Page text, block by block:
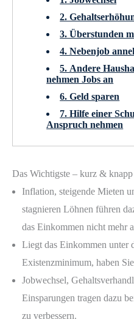
2.
3. Überstunden
4. Nebenjob
5. Andere
nehmen Jobs an
6. Geld sparen
7. Hilfe einer
Anspruch nehmen
Das Wichtigste – kurz & knapp
Inflation, steigende Mieten
stagnieren Löhnen führen
das Einkommen nicht mehr
Liegt das Einkommen unter
Existenzminimum, haben
Jobwechsel,
Einsparungen tragen dazu
zu verbessern.